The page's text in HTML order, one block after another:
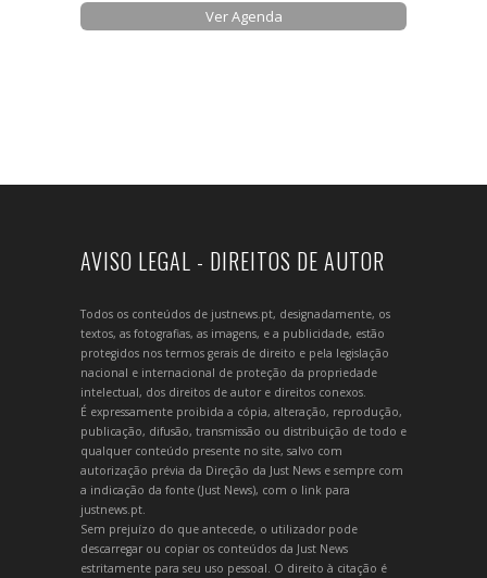
Ver Agenda
AVISO LEGAL - DIREITOS DE AUTOR
Todos os conteúdos de justnews.pt, designadamente, os
textos, as fotografias, as imagens, e a publicidade, estão
protegidos nos termos gerais de direito e pela legislação
nacional e internacional de proteção da propriedade
intelectual, dos direitos de autor e direitos conexos.
É expressamente proibida a cópia, alteração, reprodução,
publicação, difusão, transmissão ou distribuição de todo e
qualquer conteúdo presente no site, salvo com
autorização prévia da Direção da Just News e sempre com
a indicação da fonte (Just News), com o link para
justnews.pt.
Sem prejuízo do que antecede, o utilizador pode
descarregar ou copiar os conteúdos da Just News
estritamente para seu uso pessoal. O direito à citação é